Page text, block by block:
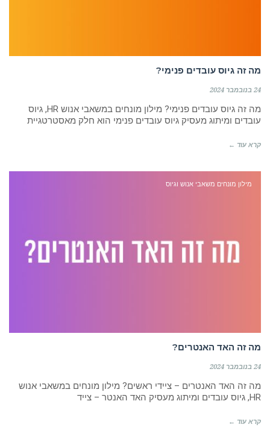
מה זה גיוס עובדים פנימי?
24 בנובמבר 2024
מה זה גיוס עובדים פנימי? מילון מונחים במשאבי אנוש HR, גיוס
עובדים ומיתוג מעסיק גיוס עובדים פנימי הוא חלק מאסטרטגיית
קרא עוד ←
מילון מונחים משאבי אנוש וגיוס
מה זה האד האנטרים?
24 בנובמבר 2024
מה זה האד האנטרים – ציידי ראשים? מילון מונחים במשאבי אנוש
HR, גיוס עובדים ומיתוג מעסיק האד האנטר – צייד
קרא עוד ←